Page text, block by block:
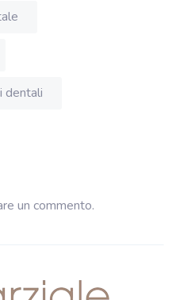
dentali
un commento.